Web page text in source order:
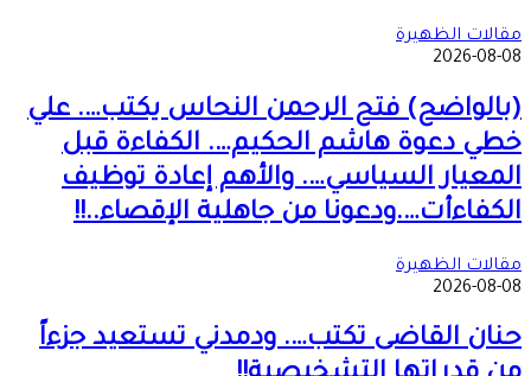
مقالات الظهيرة
2026-08-08
(بالواضح) فتح الرحمن النحاس يكتب…. علي
خطي دعوة هاشم الحكيم…. الكفاءة قبل
المعيار السياسي…. والأهم إعادة توظيف
الكفاءأت….ودعونا من جاهلية الإقصاء..!!
مقالات الظهيرة
2026-08-08
حنان القاضى تكتب…. ودمدني تستعيد جزءاً